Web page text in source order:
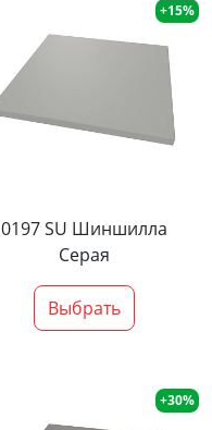
+15%
0197 SU Шиншилла
Серая
Выбрать
+30%